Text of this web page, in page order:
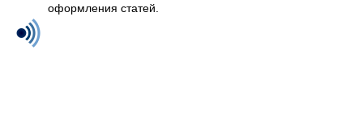
оформления статей.